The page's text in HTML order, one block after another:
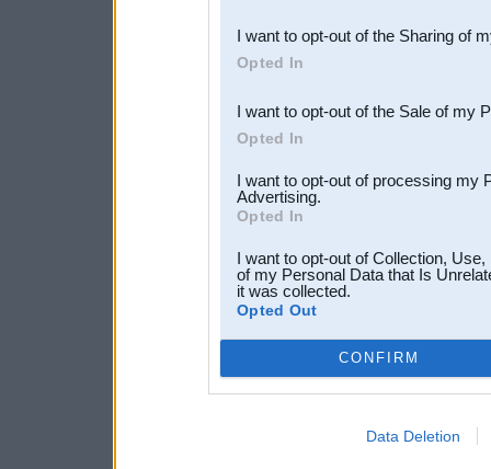
Downstream Participants
third parties.
I want to opt-out of the Sharing of
Opted In
I want to opt-out of the Sale of my
Opted In
I want to opt-out of processing my
Advertising.
Opted In
I want to opt-out of Collection,
of my Personal Data that Is
it was collected.
Opted Out
CONFIRM
Data Deletion